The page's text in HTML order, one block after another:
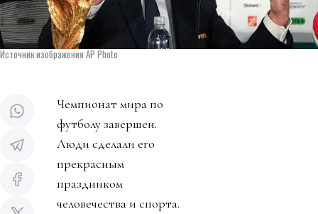
Источник изображения AP Photo
Чемпионат мира по
футболу завершен.
Люди сделали его
прекрасным
праздником
человечества и спорта.